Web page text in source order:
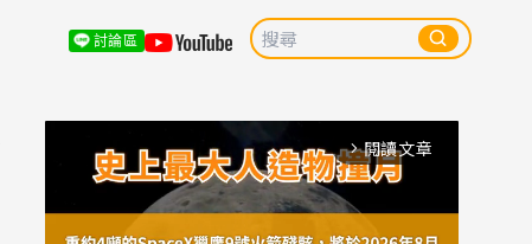
討論區
arrow_forward_ios 閱讀文章